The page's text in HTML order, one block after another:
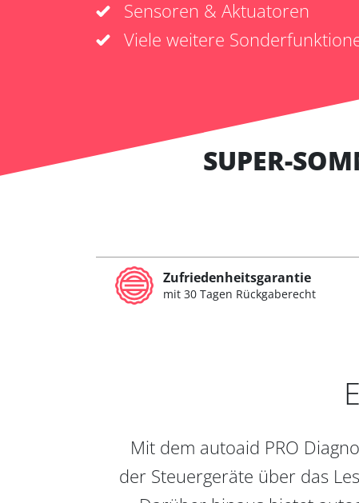
Sensoren & Aktuatoren
Viele weitere
SUPER-
Zufriedenheitsgarantie
mit 30 Tagen Rückgaberecht
Mit dem autoaid PRO
der Steuergeräte über das